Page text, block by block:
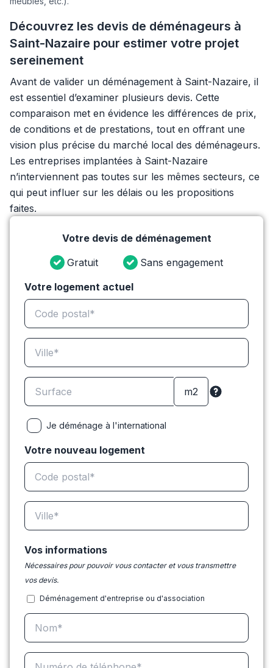
Découvrez les devis de déménageurs à
Saint-Nazaire pour estimer votre projet
sereinement
Avant de valider un déménagement à Saint-Nazaire, il
est essentiel d’examiner plusieurs devis. Cette
comparaison met en évidence les différences de prix,
de conditions et de prestations, tout en offrant une
vision plus précise du marché local des déménageurs.
Les entreprises implantées à Saint-Nazaire
n’interviennent pas toutes sur les mêmes secteurs, ce
qui peut influer sur les délais ou les propositions
faites.
Votre devis de déménagement
Gratuit
Sans engagement
Votre logement actuel
Je déménage à l'international
Votre nouveau logement
Vos informations
Nécessaires pour pouvoir vous contacter et vous transmettre
vos devis.
Déménagement d'entreprise ou d'association